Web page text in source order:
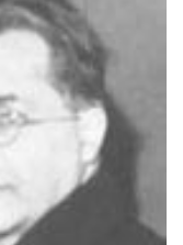
dall'inizio è un
alla ricerca